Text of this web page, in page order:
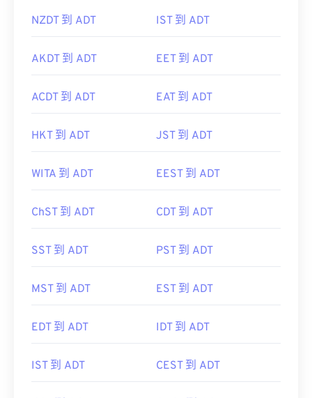
NZDT 到 ADT IST 到 ADT
AKDT 到 ADT EET 到 ADT
ACDT 到 ADT EAT 到 ADT
HKT 到 ADT JST 到 ADT
WITA 到 ADT EEST 到 ADT
ChST 到 ADT CDT 到 ADT
SST 到 ADT PST 到 ADT
MST 到 ADT EST 到 ADT
EDT 到 ADT IDT 到 ADT
IST 到 ADT CEST 到 ADT